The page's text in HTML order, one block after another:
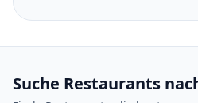
Suche Restaurants